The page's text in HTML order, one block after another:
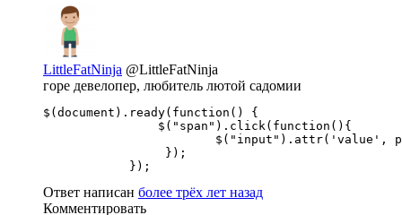
LittleFatNinja @LittleFatNinja
горе девелопер, любитель лютой садомии
$(document).ready(function() {
                $("span").click(function(){
$("input").attr('value',
                 });
            });
Ответ написан более трёх лет назад
Комментировать